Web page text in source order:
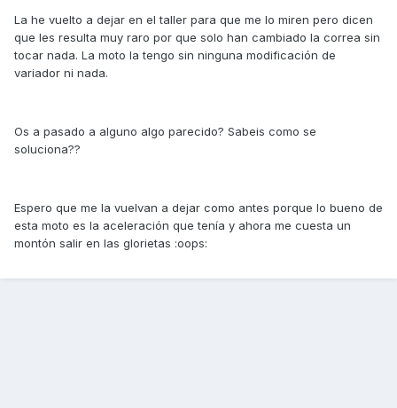
La he vuelto a dejar en el taller para que me lo miren pero dicen
que les resulta muy raro por que solo han cambiado la correa sin
tocar nada. La moto la tengo sin ninguna modificación de
variador ni nada.
Os a pasado a alguno algo parecido? Sabeis como se
soluciona??
Espero que me la vuelvan a dejar como antes porque lo bueno de
esta moto es la aceleración que tenía y ahora me cuesta un
montón salir en las glorietas :oops: